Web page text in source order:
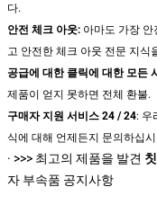
다.
안전 체크 아웃: 아마도 가장
고 안전한 체크 아웃 전문 지식
공급에 대한 클릭에 대한 모든
제품이 얻지 못하면 전체 환불.
구매자 지원 서비스 24 / 24: 우
식에 대해 언제든지 문의하십
· >>> 최고의 제품을 발견 칫
자 부속품 공지사항